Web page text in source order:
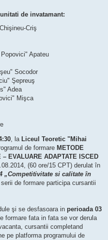
de invatamant:
Criş
Apateu
Socodor
Şepreuş
Adea
Mişca
, la Liceul Teoretic "Mihai
de formare METODE
EVALUARE ADAPTATE ISCED
(60 ore/15 CPT) derulat în
„Competitivitate si calitate în
de formare participa cursantii
şi se desfasoara in perioada 03
formare fata in fata se vor derula
cursantii completand
pe platforma programului de